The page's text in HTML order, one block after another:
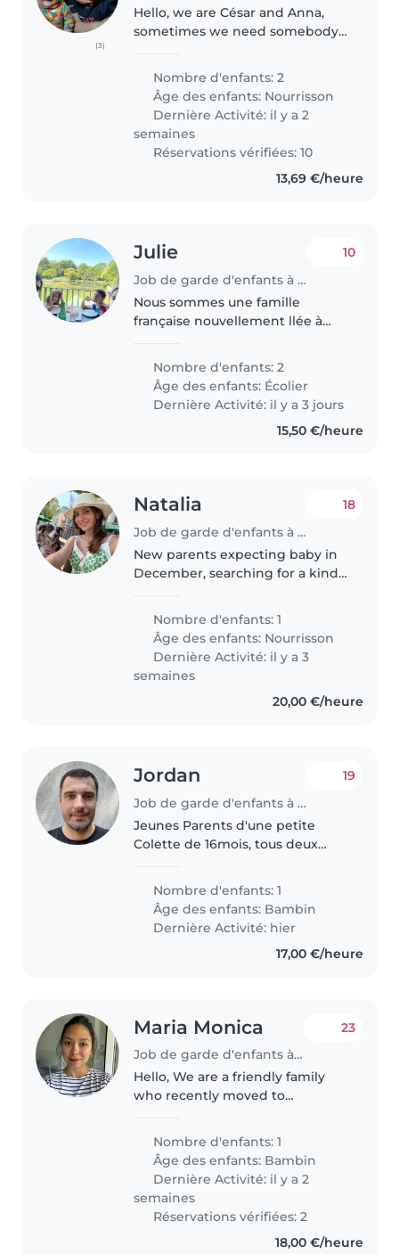
(3)
Hello, we are César and Anna,
sometimes we need somebody
(1year) and Viktor 2.5 years They
are very funny and calm. Viktor
he likes cars and Yolanda..
Nombre d'enfants: 2
Âge des enfants: Nourrisson
Dernière Activité: il y a 2
semaines
Réservations vérifiées: 10
13,69 €/heure
Julie
Job de garde d'enfants à Luxembourg
10
Nous sommes une famille
française nouvellement llée à
une baby-sitter ou nounou à
l'aise avec la cuisine, les tâches
ménagères et l'aide aux devoirs
pour..
Nombre d'enfants: 2
Âge des enfants: Écolier
Dernière Activité: il y a 3 jours
15,50 €/heure
Natalia
Job de garde d'enfants à Luxembourg
18
New parents expecting baby in
December, searching for a kind
to care for our newborn. Must be
comfortable with pets and
cooking, and speak English and..
Nombre d'enfants: 1
Âge des enfants: Nourrisson
Dernière Activité: il y a 3
semaines
20,00 €/heure
Jordan
Job de garde d'enfants à Luxembourg
19
Jeunes Parents d'une petite
Colette de 16mois, tous deux
Nombre d'enfants: 1
Âge des enfants: Bambin
Dernière Activité: hier
17,00 €/heure
Maria Monica
Job de garde d'enfants à Luxembourg
23
Hello, We are a friendly family
who recently moved to
for a kind, reliable and caring
babysitter for our son, who is
almost 3 years old.
Nombre d'enfants: 1
Âge des enfants: Bambin
Dernière Activité: il y a 2
semaines
Réservations vérifiées: 2
18,00 €/heure